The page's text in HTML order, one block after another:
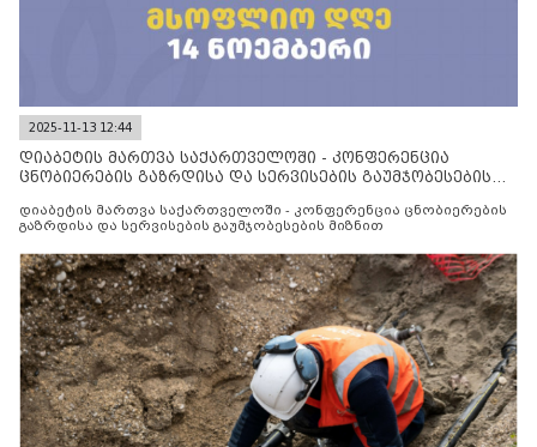
2025-11-13 12:44
დიაბეტის მართვა საქართველოში - კონფერენცია
ცნობიერების გაზრდისა და სერვისების გაუმჯობესების
დიაბეტის მართვა საქართველოში - კონფერენცია ცნობიერების
გაზრდისა და სერვისების გაუმჯობესების მიზნით